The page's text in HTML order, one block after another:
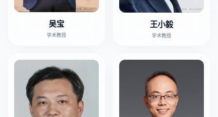
吴宝
学术教授
王小毅
学术教授